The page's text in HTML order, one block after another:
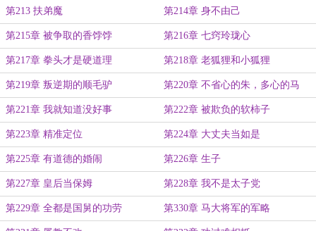
第213 扶弟魔 第214章 身不由己
第215章 被争取的香饽饽 第216章 七窍玲珑心
第217章 拳头才是硬道理 第218章 老狐狸和小狐狸
第219章 叛逆期的顺毛驴 第220章 不省心的朱，多心的马
第221章 我就知道没好事 第222章 被欺负的软柿子
第223章 精准定位 第224章 大丈夫当如是
第225章 有道德的婚闹 第226章 生子
第227章 皇后当保姆 第228章 我不是太子党
第229章 全都是国舅的功劳 第330章 马大将军的军略